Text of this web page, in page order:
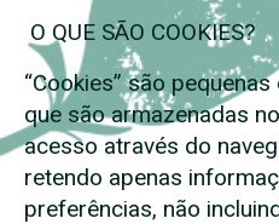
O QUE SÃO COOKIES?
“Cookies” são
que são armazenadas
acesso através do
retendo apenas
preferências, não